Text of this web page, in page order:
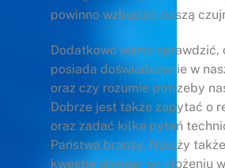
powinno wzbudzić naszą
Dodatkowo warto sprawdzić,
posiada doświadczenie w
oraz czy rozumie potrzeby
Dobrze jest także zapytać o
oraz zadać kilka pytań
Państwa branży. Należy
kwestie obsługi po złożeniu